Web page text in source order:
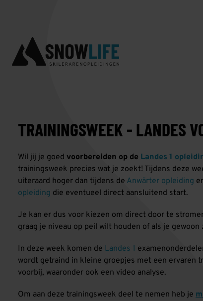
TRAININGSWEEK - LANDES
Wil jij je goed voorbereiden op de Landes 1
trainingsweek precies wat je zoekt! Tijdens deze
uiteraard hoger dan tijdens de Anwärter opleiding
opleiding die eventueel direct aansluitend start.
Je kan er dus voor kiezen om direct door te
graag je niveau op peil wilt houden of als je
In deze week komen de Landes 1
wordt getraind in kleine groepjes met een ervaren
voorbij, waaronder ook een video analyse.
Om aan deze trainingsweek deel te nemen heb je